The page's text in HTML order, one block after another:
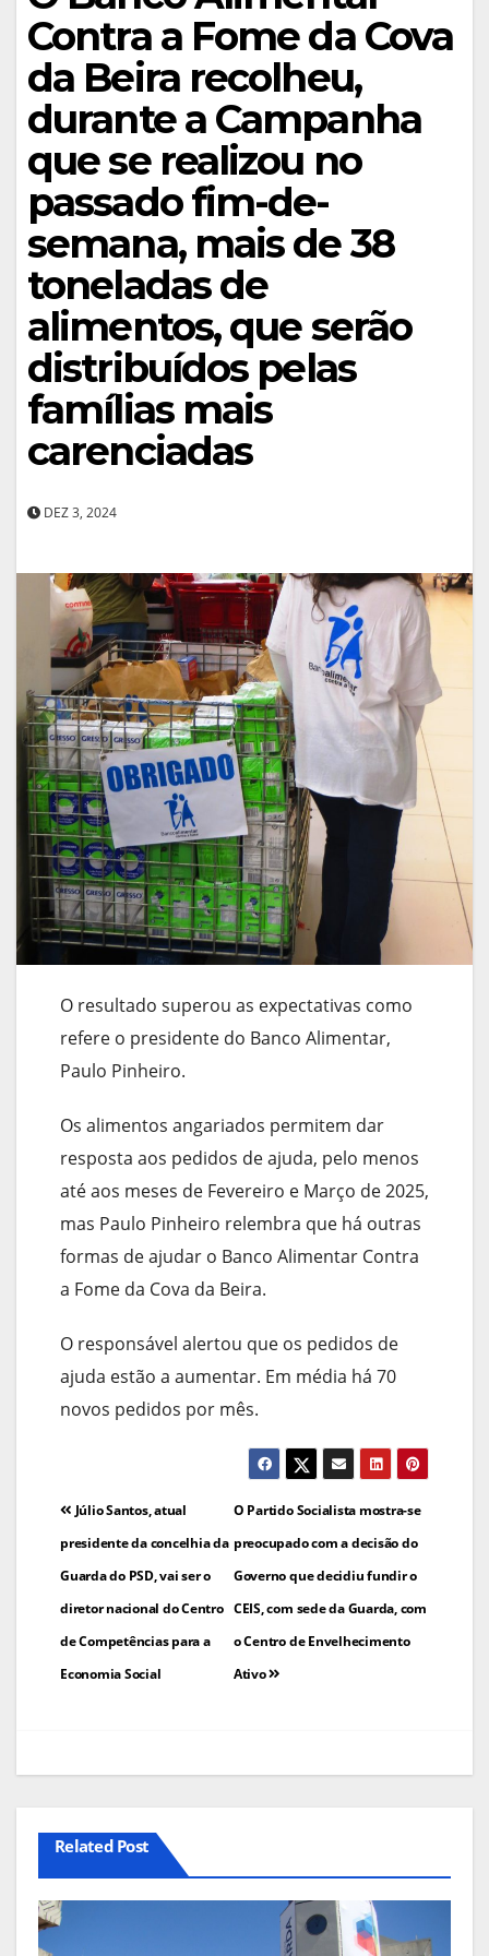
Contra a Fome da Cova
da Beira recolheu,
durante a Campanha
que se realizou no
passado fim-de-
semana, mais de 38
toneladas de
alimentos, que serão
distribuídos pelas
famílias mais
carenciadas
DEZ 3, 2024
O resultado superou as expectativas como
refere o presidente do Banco Alimentar,
Paulo Pinheiro.
Os alimentos angariados permitem dar
resposta aos pedidos de ajuda, pelo menos
até aos meses de Fevereiro e Março de 2025,
mas Paulo Pinheiro relembra que há outras
formas de ajudar o Banco Alimentar Contra
a Fome da Cova da Beira.
O responsável alertou que os pedidos de
ajuda estão a aumentar. Em média há 70
novos pedidos por mês.
Navegação
de
artigos
O Partido Socialista mostra-se
preocupado com a decisão do
Governo que decidiu fundir o
CEIS, com sede da Guarda, com
o Centro de Envelhecimento
Ativo
Júlio Santos, atual
presidente da concelhia da
Guarda do PSD, vai ser o
diretor nacional do Centro
de Competências para a
Economia Social
Related Post